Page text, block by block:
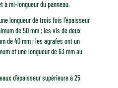
à mi-longueur du panneau.
longueur de trois fois l’épaisseur
de 50 mm ; les vis de deux
de 40 mm ; les agrafes ont un
et une longueur de 63 mm au
d’épaisseur supérieure à 25